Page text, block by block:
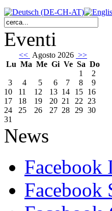
Eventi
<< Agosto 2026 >>
Lu Ma Me Gi Ve Sa Do
1
2
3
4 5 6 7 8
9
10
11 12 13 14 15 16
17
18 19 20 21 22 23
24
25 26 27 28 29 30
31
News
Facebook
Facebook